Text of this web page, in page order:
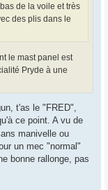
de la voile et très
des plis dans le
le mast panel est
Pryde à une
t'as le "FRED",
ce point. A vu de
manivelle ou
un mec "normal"
bonne rallonge, pas